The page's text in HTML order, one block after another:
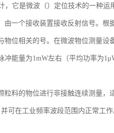
，它是微波（）定位技术的一种
由一个接收装置接收反射信号。
物位相关的号。在微波物位测量
能量为1mW左右（平均功率为
粒料的物位进行非接触连续测量
可在工业频率波段范围内正常工